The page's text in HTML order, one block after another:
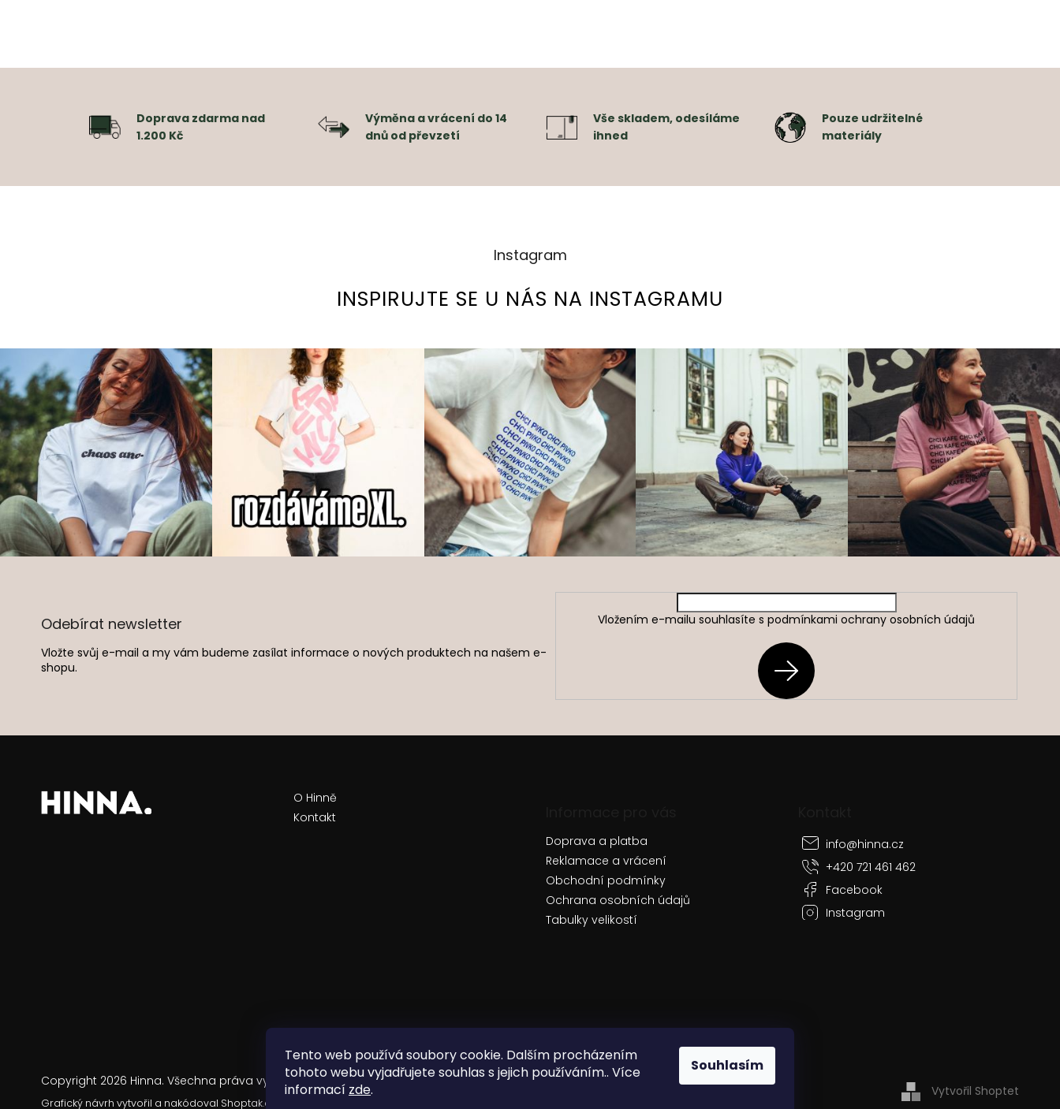
Tento web používá soubory cookie. Dalším procházením
tohoto webu vyjadřujete souhlas s jejich používáním.. Více
informací zde.
Souhlasím
Doprava zdarma nad
1.200 Kč
Výměna a vrácení do 14
dnů od převzetí
Vše skladem, odesíláme
ihned
Pouze udržitelné
materiály
Instagram
INSPIRUJTE SE U NÁS NA INSTAGRAMU
Odebírat newsletter
Vložte svůj e-mail a my vám budeme zasílat informace o nových produktech na našem e-
shopu.
Vložením e-mailu souhlasíte s podmínkami ochrany osobních údajů
PŘIHLÁSIT
SE
O Hinně
Kontakt
Doprava a platba
Reklamace a vrácení
Obchodní podmínky
Ochrana osobních údajů
Tabulky velikostí
info@hinna.cz
+420 721 461 462
Facebook
Instagram
Vytvořil Shoptet
Copyright 2026 Hinna. Všechna práva vyhrazena.
Grafický návrh vytvořil a nakódoval Shoptak.cz